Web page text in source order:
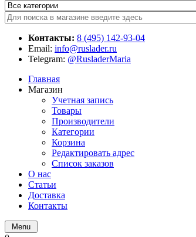
Контакты: 8 (495) 142-93-04
Email: info@ruslader.ru
Telegram: @RusladerMaria
Главная
Магазин
Учетная запись
Товары
Производители
Категории
Корзина
Редактировать адрес
Список заказов
О нас
Статьи
Доставка
Контакты
Menu